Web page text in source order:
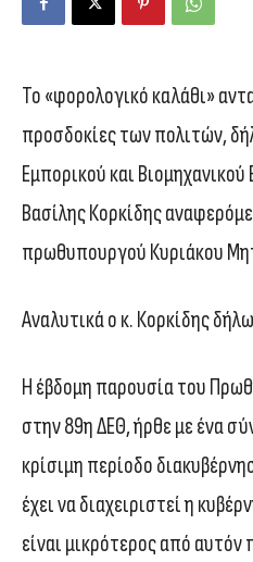
Το «φορολογικό καλάθι»
προσδοκίες των πολιτών,
Εμπορικού και
Βασίλης Κορκίδης
πρωθυπουργού Κυριάκου
Αναλυτικά ο κ. Κορκίδης
Η έβδομη παρουσία του
στην 89η ΔΕΘ, ήρθε με ένα
κρίσιμη περίοδο
έχει να διαχειριστεί η
είναι μικρότερος από αυτόν